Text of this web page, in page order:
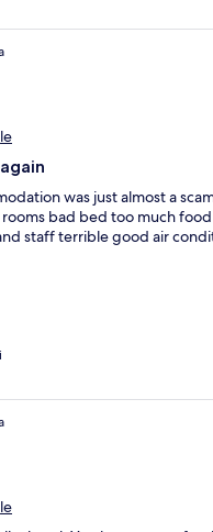
was just almost a
bad bed too much
staff terrible good air